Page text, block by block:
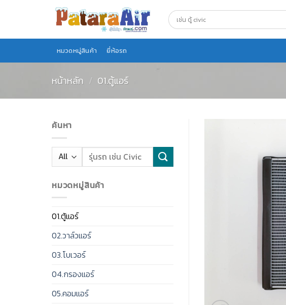
หมวดหมู่สินค้า ยี่ห้อรถ
หน้าหลัก / 01.ตู้แอร์
ค้นหา
หมวดหมู่สินค้า
01.ตู้แอร์
02.วาล์วแอร์
03.โบเวอร์
04.กรองแอร์
05.คอมแอร์